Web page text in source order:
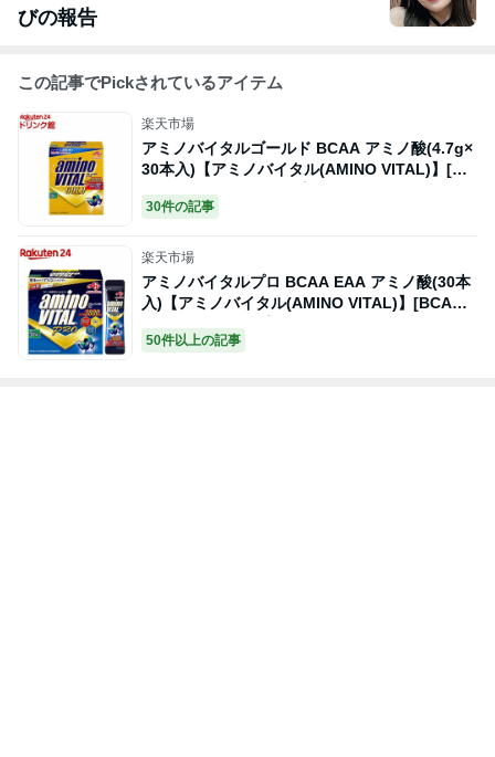
びの報告
この記事でPickされているアイテム
楽天市場
アミノバイタルゴールド BCAA アミノ酸(4.7g×
30本入)【アミノバイタル(AMINO VITAL)】[BC
AA bcaa アミノ酸 サプリメント]
30件の記事
楽天市場
アミノバイタルプロ BCAA EAA アミノ酸(30本
入)【アミノバイタル(AMINO VITAL)】[BCAA b
caa アミノ酸 サプリメント]
50件以上の記事